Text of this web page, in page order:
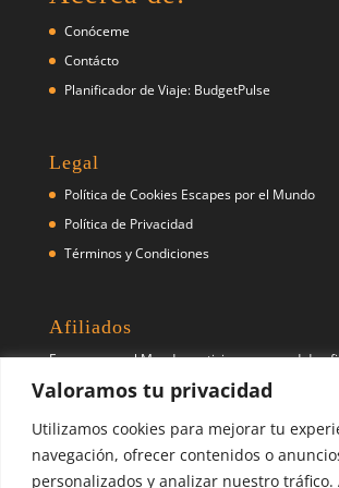
Valoramos tu privacidad
Utilizamos cookies para mejorar tu
navegación, ofrecer contenidos o
personalizados y analizar nuestro tráfico.
Conóceme
Contácto
Planificador de Viaje: BudgetPulse
Legal
Política de Cookies Escapes por el Mundo
Política de Privacidad
Términos y Condiciones
Afiliados
Escapes por el Mundo participa como red de
diferentes empresas y prestadores de servicios
(pero no exclusivo) Booking.com, Skyscanner,
otros.